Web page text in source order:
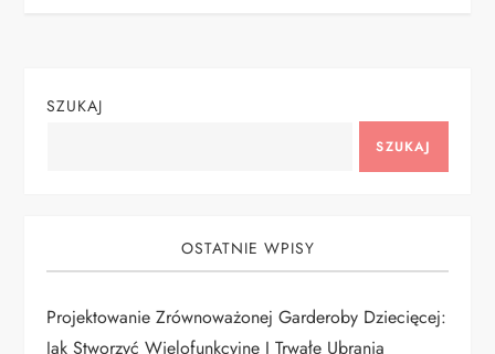
a
a
w
SZUKAJ
SZUKAJ
OSTATNIE WPISY
Projektowanie Zrównoważonej Garderoby Dziecięcej:
Jak Stworzyć Wielofunkcyjne I Trwałe Ubrania